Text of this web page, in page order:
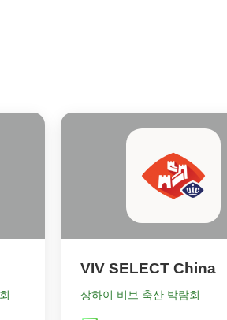
VIV SELECT China
상하이 비브 축산 박람회